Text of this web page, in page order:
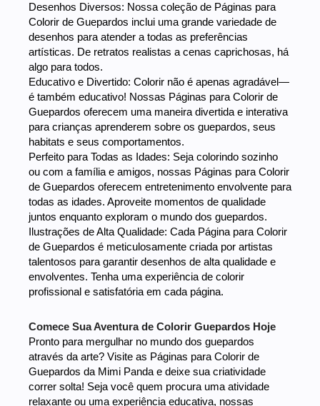
Desenhos Diversos: Nossa coleção de Páginas para
Colorir de Guepardos inclui uma grande variedade de
desenhos para atender a todas as preferências
artísticas. De retratos realistas a cenas caprichosas, há
algo para todos.
Educativo e Divertido: Colorir não é apenas agradável—
é também educativo! Nossas Páginas para Colorir de
Guepardos oferecem uma maneira divertida e interativa
para crianças aprenderem sobre os guepardos, seus
habitats e seus comportamentos.
Perfeito para Todas as Idades: Seja colorindo sozinho
ou com a família e amigos, nossas Páginas para Colorir
de Guepardos oferecem entretenimento envolvente para
todas as idades. Aproveite momentos de qualidade
juntos enquanto exploram o mundo dos guepardos.
Ilustrações de Alta Qualidade: Cada Página para Colorir
de Guepardos é meticulosamente criada por artistas
talentosos para garantir desenhos de alta qualidade e
envolventes. Tenha uma experiência de colorir
profissional e satisfatória em cada página.
Comece Sua Aventura de Colorir Guepardos Hoje
Pronto para mergulhar no mundo dos guepardos
através da arte? Visite as Páginas para Colorir de
Guepardos da Mimi Panda e deixe sua criatividade
correr solta! Seja você quem procura uma atividade
relaxante ou uma experiência educativa, nossas